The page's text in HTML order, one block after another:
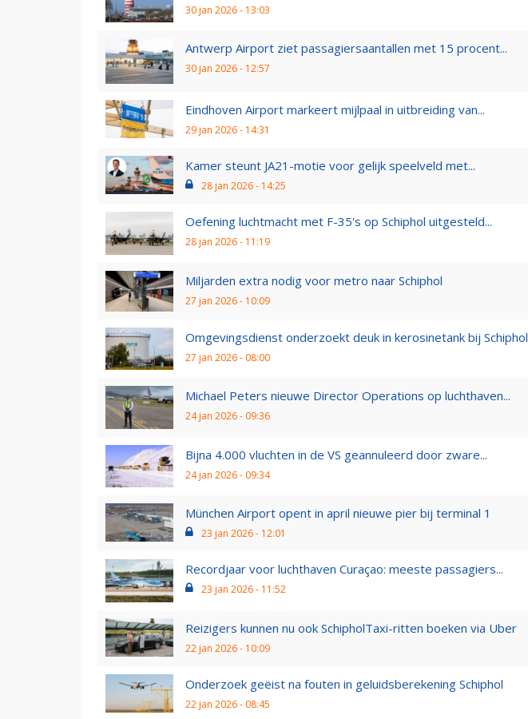
30 jan 2026 - 13:03
Antwerp Airport ziet passagiersaantallen met 15 procent...
30 jan 2026 - 12:57
Eindhoven Airport markeert mijlpaal in uitbreiding van...
29 jan 2026 - 14:31
Kamer steunt JA21-motie voor gelijk speelveld met...
28 jan 2026 - 14:25
Oefening luchtmacht met F-35's op Schiphol uitgesteld...
28 jan 2026 - 11:19
Miljarden extra nodig voor metro naar Schiphol
27 jan 2026 - 10:09
Omgevingsdienst onderzoekt deuk in kerosinetank bij Schiphol
27 jan 2026 - 08:00
Michael Peters nieuwe Director Operations op luchthaven...
24 jan 2026 - 09:36
Bijna 4.000 vluchten in de VS geannuleerd door zware...
24 jan 2026 - 09:34
München Airport opent in april nieuwe pier bij terminal 1
23 jan 2026 - 12:01
Recordjaar voor luchthaven Curaçao: meeste passagiers...
23 jan 2026 - 11:52
Reizigers kunnen nu ook SchipholTaxi-ritten boeken via Uber
22 jan 2026 - 10:09
Onderzoek geëist na fouten in geluidsberekening Schiphol
22 jan 2026 - 08:45